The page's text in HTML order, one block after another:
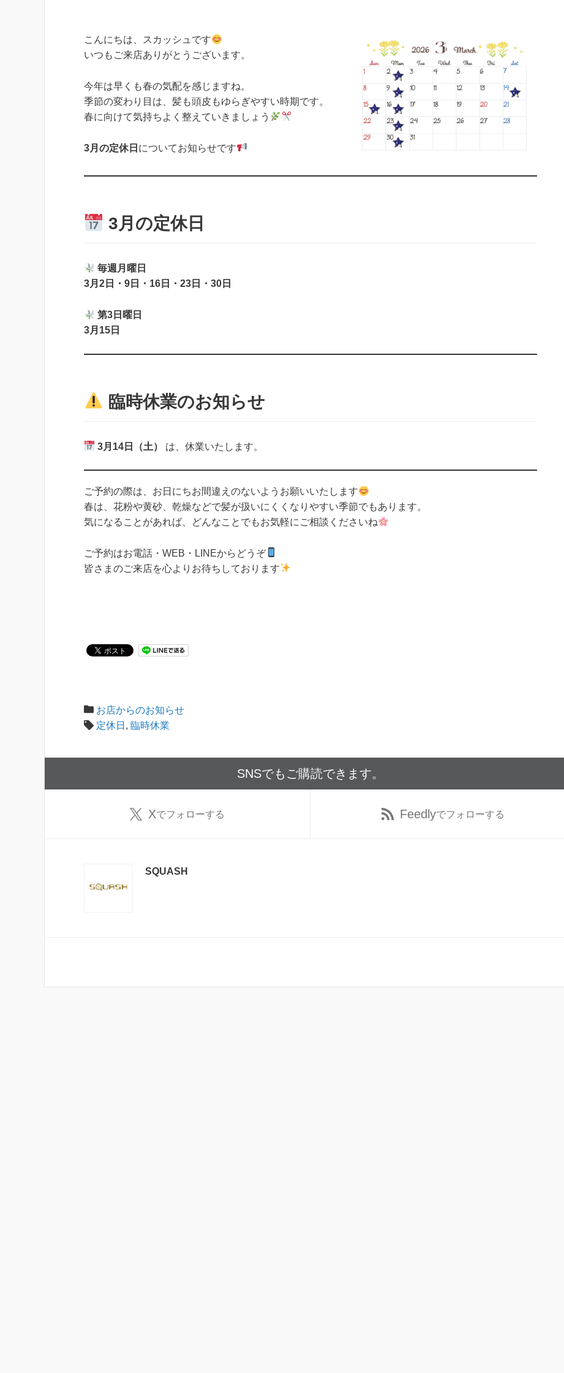
こんにちは、スカッシュです
いつもご来店ありがとうございます。
今年は早くも春の気配を感じますね。
季節の変わり目は、髪も頭皮もゆらぎやすい時期です。
春に向けて気持ちよく整えていきましょう
3月の定休日 についてお知らせです
3月の定休日
毎週月曜日
3月2日・9日・16日・23日・30日
第3日曜日
3月15日
臨時休業のお知らせ
3月14日（土） は、休業いたします。
ご予約の際は、お日にちお間違えのないようお願いいたします
春は、花粉や黄砂、乾燥などで髪が扱いにくくなりやすい季節でもあります。
気になることがあれば、どんなことでもお気軽にご相談くださいね
ご予約はお電話・WEB・LINEからどうぞ
皆さまのご来店を心よりお待ちしております
お店からのお知らせ
定休日 , 臨時休業
SNSでもご購読できます。
Xでフォローする Feedlyでフォローする
SQUASH